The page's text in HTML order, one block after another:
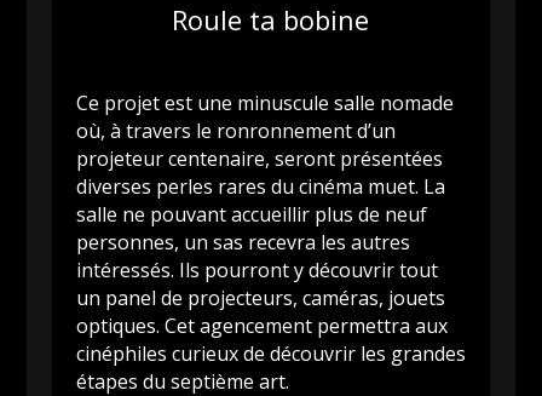
Roule ta bobine
Ce projet est une minuscule salle nomade
où, à travers le ronronnement d’un
projeteur centenaire, seront présentées
diverses perles rares du cinéma muet. La
salle ne pouvant accueillir plus de neuf
personnes, un sas recevra les autres
intéressés. Ils pourront y découvrir tout
un panel de projecteurs, caméras, jouets
optiques. Cet agencement permettra aux
cinéphiles curieux de découvrir les grandes
étapes du septième art.